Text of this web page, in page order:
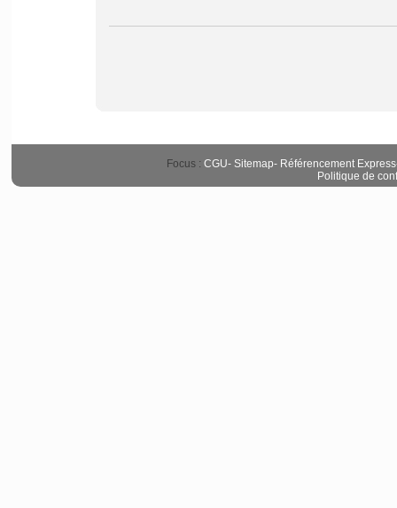
Focus : CGU- Sitemap- Référencement Express
Politique de